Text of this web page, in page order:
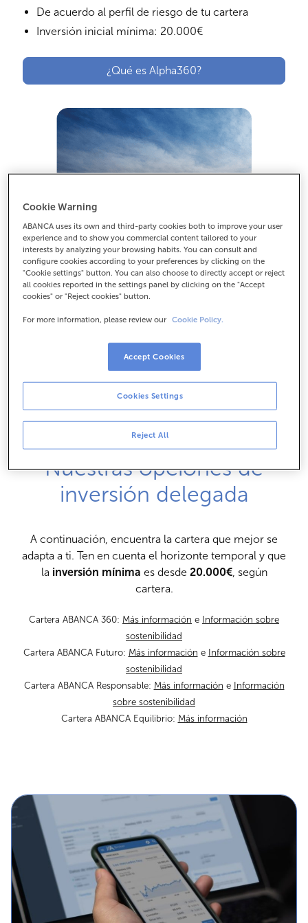
De acuerdo al perfil de riesgo de tu cartera
Inversión inicial mínima: 20.000€
¿Qué es Alpha360?
Nuestras opciones de
inversión delegada
A continuación, encuentra la cartera que mejor se
adapta a ti. Ten en cuenta el horizonte temporal y que
la inversión mínima es desde 20.000€, según
cartera.
Cartera ABANCA 360: Más información e Información sobre
sostenibilidad
Cartera ABANCA Futuro: Más información e Información sobre
sostenibilidad
Cartera ABANCA Responsable: Más información e Información
sobre sostenibilidad
Cartera ABANCA Equilibrio: Más información
Cookie Warning
ABANCA uses its own and third-party cookies both to improve your user
experience and to show you commercial content tailored to your
interests by analyzing your browsing habits. You can consult and
configure cookies according to your preferences by clicking on the
"Cookie settings" button. You can also choose to directly accept or reject
all cookies reported in the settings panel by clicking on the "Accept
cookies" or "Reject cookies" button.
For more information, please review our Cookie Policy.
Reject All
Cookies Settings
Accept Cookies